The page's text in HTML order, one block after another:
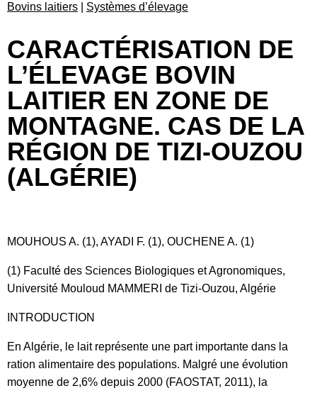
Bovins laitiers
Systèmes d’élevage
CARACTÉRISATION DE
L’ÉLEVAGE BOVIN
LAITIER EN ZONE DE
MONTAGNE. CAS DE LA
RÉGION DE TIZI-OUZOU
(ALGÉRIE)
MOUHOUS A. (1), AYADI F. (1), OUCHENE A. (1)
(1) Faculté des Sciences Biologiques et Agronomiques,
Université Mouloud MAMMERI de Tizi-Ouzou, Algérie
INTRODUCTION
En Algérie, le lait représente une part importante dans la
ration alimentaire des populations. Malgré une évolution
moyenne de 2,6% depuis 2000 (FAOSTAT, 2011), la